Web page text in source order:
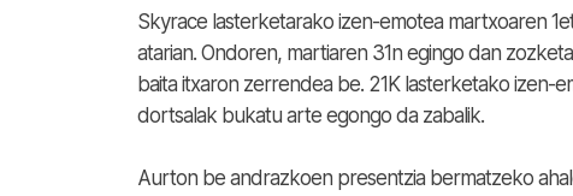
Skyrace lasterketarako izen-emotea martxoaren
atarian. Ondoren, martiaren 31n egingo dan
baita itxaron zerrendea be. 21K lasterketako izen-
dortsalak bukatu arte egongo da zabalik.
Aurton be andrazkoen presentzia bermatzeko